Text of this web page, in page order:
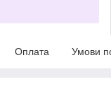
Оплата Умови